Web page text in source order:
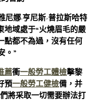
尼娜·亨尼斯-普拉斯哈特
地域處于“火燒眉毛的嚴
點都不為過，沒有任何
。”
薦衝一般勞工體檢擊黎
預一般勞工健檢備，并
將采取一切需要辦法打